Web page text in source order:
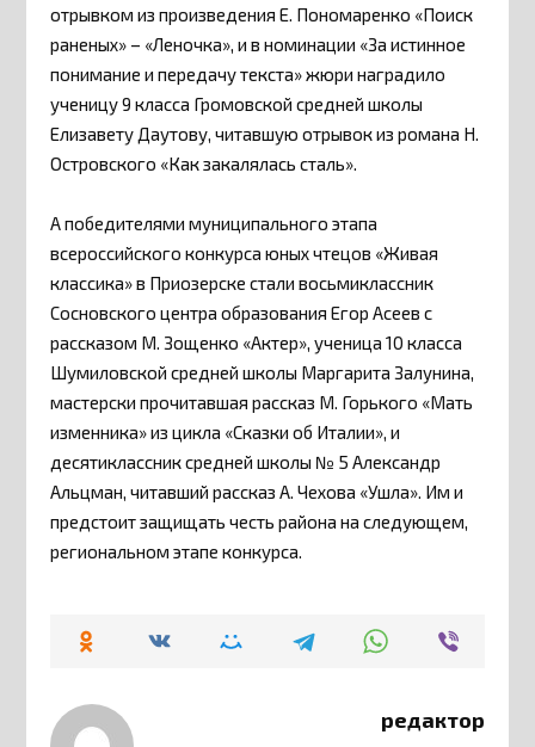
отрывком из произведения Е. Пономаренко «Поиск
раненых» – «Леночка», и в номинации «За истинное
понимание и передачу текста» жюри наградило
ученицу 9 класса Громовской средней школы
Елизавету Даутову, читавшую отрывок из романа Н.
Островского «Как закалялась сталь».
А победителями муниципального этапа
всероссийского конкурса юных чтецов «Живая
классика» в Приозерске стали восьмиклассник
Сосновского центра образования Егор Асеев с
рассказом М. Зощенко «Актер», ученица 10 класса
Шумиловской средней школы Маргарита Залунина,
мастерски прочитавшая рассказ М. Горького «Мать
изменника» из цикла «Сказки об Италии», и
десятиклассник средней школы № 5 Александр
Альцман, читавший рассказ А. Чехова «Ушла». Им и
предстоит защищать честь района на следующем,
региональном этапе конкурса.
редактор